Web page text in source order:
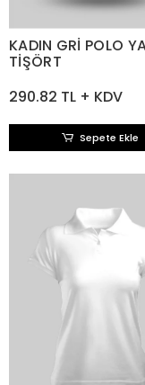
KADIN GRİ POLO
TİŞÖRT
290.82 TL + KDV
Sepete Ekle